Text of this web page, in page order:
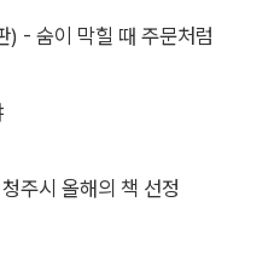
) - 숨이 막힐 때 주문처럼
주시 올해의 책 선정